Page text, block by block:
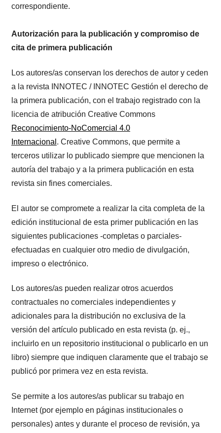
correspondiente.
Autorización para la publicación y compromiso de
cita de primera publicación
Los autores/as conservan los derechos de autor y ceden
a la revista INNOTEC / INNOTEC Gestión el derecho de
la primera publicación, con el trabajo registrado con la
licencia de atribución Creative Commons
Reconocimiento-NoComercial 4.0
Internacional . Creative Commons, que permite a
terceros utilizar lo publicado siempre que mencionen la
autoría del trabajo y a la primera publicación en esta
revista sin fines comerciales.
El autor se compromete a realizar la cita completa de la
edición institucional de esta primer publicación en las
siguientes publicaciones -completas o parciales-
efectuadas en cualquier otro medio de divulgación,
impreso o electrónico.
Los autores/as pueden realizar otros acuerdos
contractuales no comerciales independientes y
adicionales para la distribución no exclusiva de la
versión del artículo publicado en esta revista (p. ej.,
incluirlo en un repositorio institucional o publicarlo en un
libro) siempre que indiquen claramente que el trabajo se
publicó por primera vez en esta revista.
Se permite a los autores/as publicar su trabajo en
Internet (por ejemplo en páginas institucionales o
personales) antes y durante el proceso de revisión, ya